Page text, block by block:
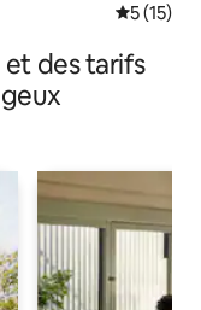
5 (15)
des tarifs